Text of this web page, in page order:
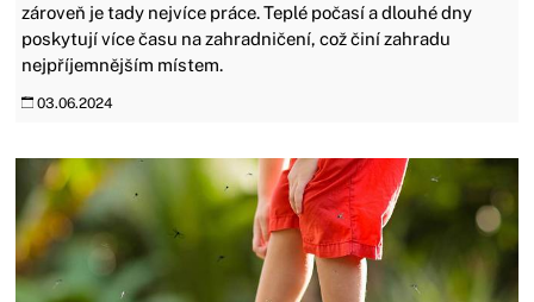
zároveň je tady nejvíce práce. Teplé počasí a dlouhé dny
poskytují více času na zahradničení, což činí zahradu
nejpříjemnějším místem.
03.06.2024